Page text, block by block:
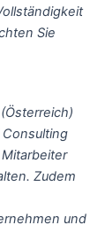
Sie
Consulting
Zudem
und